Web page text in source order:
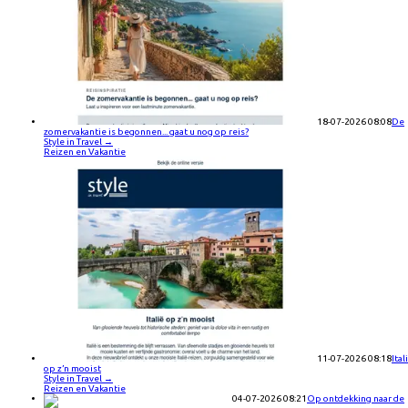
18-07-2026 08:08De
zomervakantie is begonnen... gaat u nog op reis?
Style in Travel →
Reizen en Vakantie
11-07-2026 08:18
op z’n mooist
Style in Travel →
Reizen en Vakantie
04-07-2026 08:21 Op ontdekking naar de